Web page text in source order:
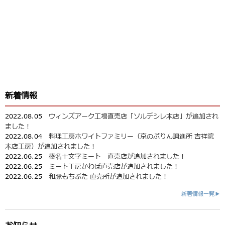
新着情報
2022.08.05 ウィンズアーク工場直売店「ソルデシレ本店」が追加され
ました！
2022.08.04 料理工房ホワイトファミリー（京のぷりん調進所 吉祥院
本店工房）が追加されました！
2022.06.25 榛名十文字ミート 直売店が追加されました！
2022.06.25 ミート工房かわば直売店が追加されました！
2022.06.25 和豚もちぶた 直売所が追加されました！
新着情報一覧▶